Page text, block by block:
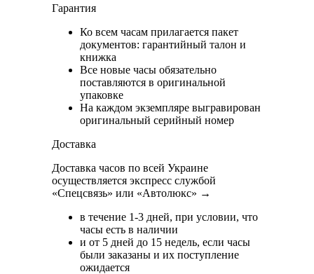
Гарантия
Ко всем часам прилагается пакет
документов: гарантийный талон и
книжка
Все новые часы обязательно
поставляются в оригинальной
упаковке
На каждом экземпляре выгравирован
оригинальный серийный номер
Доставка
Доставка часов по всей Украине
осуществляется экспресс службой
«Спецсвязь» или «Автолюкс» →
в течение 1-3 дней, при условии, что
часы есть в наличии
и от 5 дней до 15 недель, если часы
были заказаны и их поступление
ожидается